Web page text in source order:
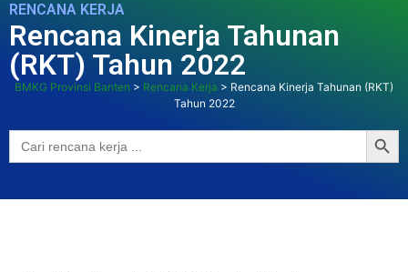
RENCANA KERJA
Rencana Kinerja Tahunan
(RKT) Tahun 2022
BMKG Provinsi Banten > Rencana Kerja > Rencana Kinerja Tahunan (RKT)
Tahun 2022
Search
for: